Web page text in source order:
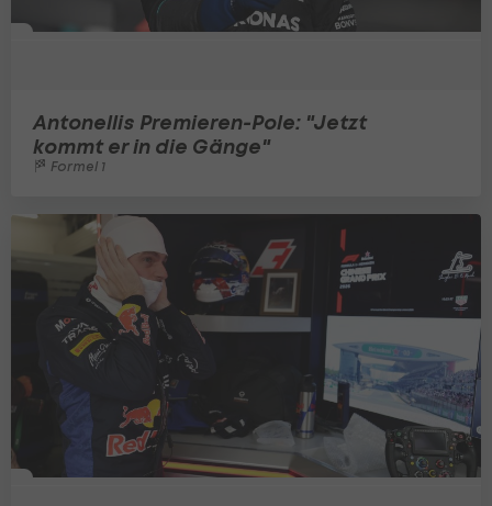
Antonellis Premieren-Pole: "Jetzt
kommt er in die Gänge"
Formel 1